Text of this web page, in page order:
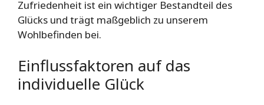
Zufriedenheit ist ein wichtiger Bestandteil des
Glücks und trägt maßgeblich zu unserem
Wohlbefinden bei.
Einflussfaktoren auf das
individuelle Glück